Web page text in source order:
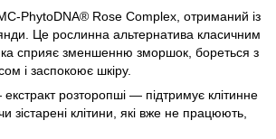
PhytoDNA® Rose Complex, отриманий із
Це рослинна альтернатива класичним
сприяє зменшенню зморшок, бореться з
і заспокоює шкіру.
розторопші — підтримує клітинне
зістарені клітини, які вже не працюють,